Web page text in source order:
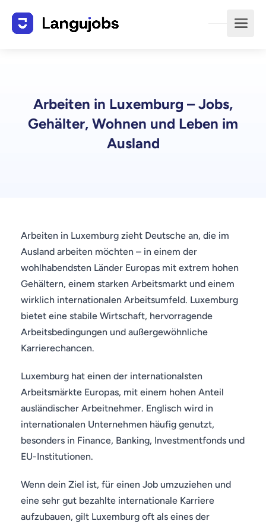
Arbeiten in Luxemburg – Jobs,
Gehälter, Wohnen und Leben im
Ausland
Arbeiten in Luxemburg zieht Deutsche an, die im
Ausland arbeiten möchten – in einem der
wohlhabendsten Länder Europas mit extrem hohen
Gehältern, einem starken Arbeitsmarkt und einem
wirklich internationalen Arbeitsumfeld. Luxemburg
bietet eine stabile Wirtschaft, hervorragende
Arbeitsbedingungen und außergewöhnliche
Karrierechancen.
Luxemburg hat einen der internationalsten
Arbeitsmärkte Europas, mit einem hohen Anteil
ausländischer Arbeitnehmer. Englisch wird in
internationalen Unternehmen häufig genutzt,
besonders in Finance, Banking, Investmentfonds und
EU-Institutionen.
Wenn dein Ziel ist, für einen Job umzuziehen und
eine sehr gut bezahlte internationale Karriere
aufzubauen, gilt Luxemburg oft als eines der